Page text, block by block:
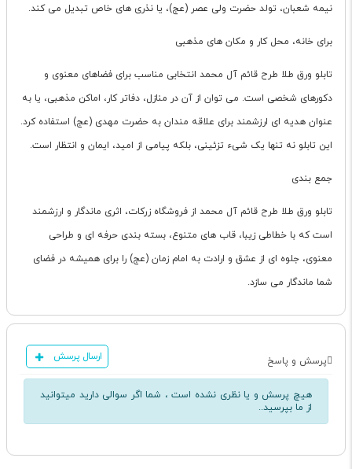
نیمه شعبان، تولد حضرت ولی عصر (عج)، یا نذری های خاص تبدیل می کند.
برای خانه، محل کار و مکان های مذهبی
تابلو ورق طلا طرح قائم آل محمد انتخابی مناسب برای فضاهای معنوی و
دکورهای شخصی است. می توان از آن در منازل، دفاتر کار، اماکن مذهبی، یا به
عنوان هدیه ای ارزشمند برای علاقه مندان به حضرت مهدی (عج) استفاده کرد.
این تابلو نه تنها یک شیء تزئینی، بلکه پیامی از امید، ایمان و انتظار است.
جمع بندی
تابلو ورق طلا طرح قائم آل محمد از فروشگاه زرکات، اثری ماندگار و ارزشمند
است که با خطاطی زیبا، قاب های متنوع، بسته بندی حرفه ای و طراحی
معنوی، جلوه ای از عشق و ارادت به امام زمان (عج) را برای همیشه در فضای
شما ماندگار می سازد.
پرسش و پاسخ ارسال پرسش
هیچ پرسش و یا نظری نشده است ، شما اگر سوالی دارید میتوانید
از ما بپرسید..